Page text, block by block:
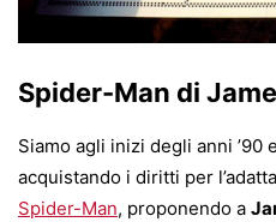
Spider-Man di
Siamo agli inizi degli anni ’90
acquistando i diritti per
Spider-Man, proponendo a